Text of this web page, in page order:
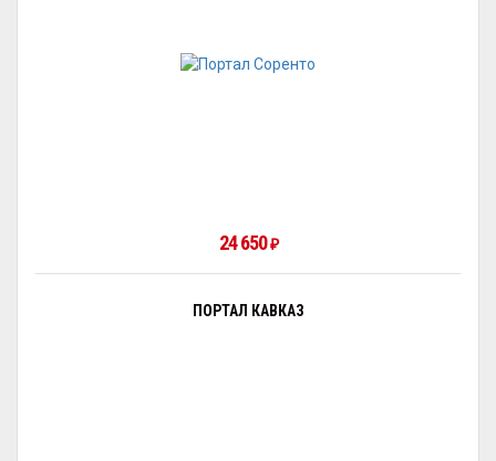
24 650₽
ПОРТАЛ КАВКАЗ